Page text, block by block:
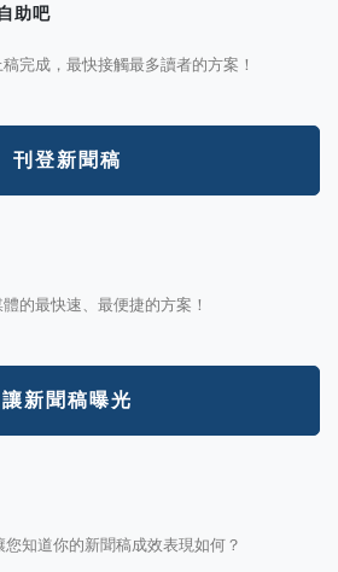
助吧
完成，最快接觸最多讀者的方案！
刊登新聞稿
的最快速、最便捷的方案！
讓新聞稿曝光
知道你的新聞稿成效表現如何？